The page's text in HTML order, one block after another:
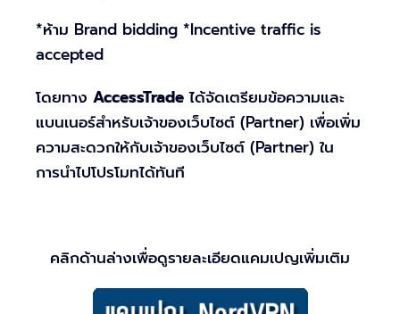
*ห้าม Brand bidding *Incentive traffic is
accepted
โดยทาง AccessTrade ได้จัดเตรียมข้อความและ
แบนเนอร์สำหรับเจ้าของเว็บไซต์ (Partner) เพื่อเพิ่ม
ความสะดวกให้กับเจ้าของเว็บไซต์ (Partner) ใน
การนำไปโปรโมทได้ทันที
คลิกด้านล่างเพื่อดูรายละเอียดแคมเปญเพิ่มเติม